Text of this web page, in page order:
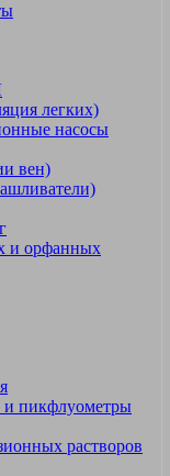
легких)
насосы
вен)
и орфанных
и пикфлуометры
растворов